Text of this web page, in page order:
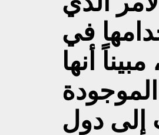
في
أنها
إلى دول